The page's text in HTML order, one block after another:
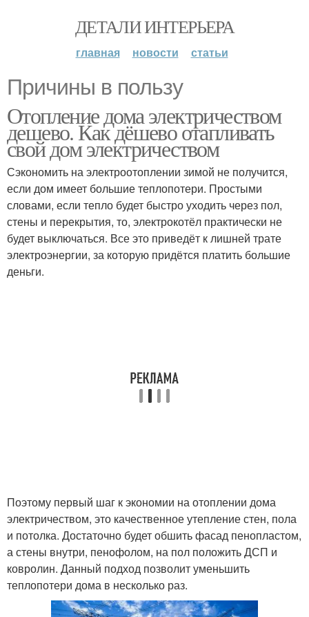
ДЕТАЛИ ИНТЕРЬЕРА
главная новости статьи
Причины в пользу
Отопление дома электричеством
дешево. Как дёшево отапливать
свой дом электричеством
Сэкономить на электроотоплении зимой не получится,
если дом имеет большие теплопотери. Простыми
словами, если тепло будет быстро уходить через пол,
стены и перекрытия, то, электрокотёл практически не
будет выключаться. Все это приведёт к лишней трате
электроэнергии, за которую придётся платить большие
деньги.
Поэтому первый шаг к экономии на отоплении дома
электричеством, это качественное утепление стен, пола
и потолка. Достаточно будет обшить фасад пенопластом,
а стены внутри, пенофолом, на пол положить ДСП и
ковролин. Данный подход позволит уменьшить
теплопотери дома в несколько раз.